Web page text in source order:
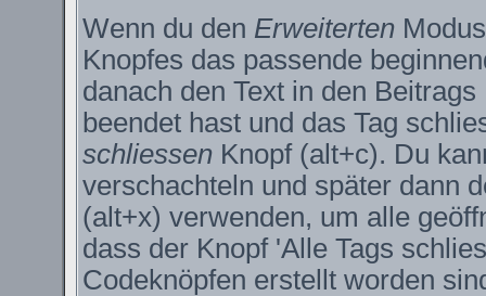
Wenn du den ErweitertenModus
Knopfes das passende
danach den Text in den
beendet hast und das Tag
schliessenKnopf (alt+c). Du
verschachteln und später dann
(alt+x) verwenden, um alle
dass der Knopf 'Alle Tags
Codeknöpfen erstellt worden